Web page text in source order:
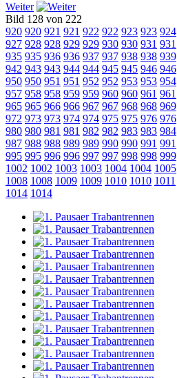
Weiter
Bild 128 von 222
920 920 921 921 922 922 923 923 924
927 928 928 929 929 930 930 931 931
935 935 936 936 937 937 938 938 939
942 943 943 944 944 945 945 946 946
950 950 951 951 952 952 953 953 954
957 958 958 959 959 960 960 961 961
965 965 966 966 967 967 968 968 969
972 973 973 974 974 975 975 976 976
980 980 981 981 982 982 983 983 984
987 988 988 989 989 990 990 991 991
995 995 996 996 997 997 998 998 999
1002 1002 1003 1003 1004 1004 1005
1008 1008 1009 1009 1010 1010 1011
1014 1014